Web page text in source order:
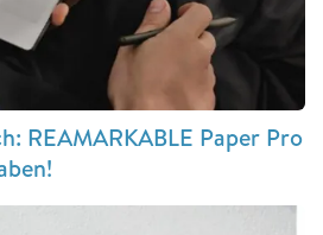
REAMARKABLE Paper Pro